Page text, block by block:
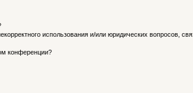
использования и/или юридических вопросов,
конференции?